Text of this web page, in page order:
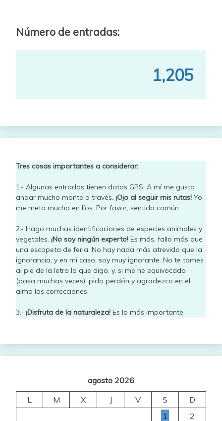
Número de entradas:
1,205
Tres cosas importantes a considerar:
1.- Algunas entradas tienen datos GPS. A mí me gusta
andar mucho monte a través. ¡Ojo al seguir mis rutas! Yo
me meto mucho en líos. Por favor, sentido común.
2.- Hago muchas identificaciones de especies animales y
vegetales. ¡No soy ningún experto! Es más, fallo más que
una escopeta de feria. No hay nada más atrevido que la
ignorancia, y en mi caso, soy muy ignorante. No te tomes
al pie de la letra lo que digo, y, si me he equivocado
(pasa muchas veces), pido perdón y agradezco en el
alma las correcciones.
3.- ¡Disfruta de la naturaleza! Es lo más importante
agosto 2026
L
M X J V S
D
1
2